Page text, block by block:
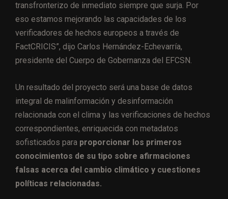
transfronterizo de inmediato siempre que surja. Por
eso estamos mejorando las capacidades de los
verificadores de hechos europeos a través de
FactCRICIS”, dijo Carlos Hernández-Echevarría,
presidente del Cuerpo de Gobernanza del EFCSN.
Un resultado del proyecto será una base de datos
integral de malinformación y desinformación
relacionada con el clima y las verificaciones de hechos
correspondientes, enriquecida con metadatos
sofisticados para proporcionar los primeros
conocimientos de su tipo sobre afirmaciones
falsas acerca del cambio climático y cuestiones
políticas relacionadas.